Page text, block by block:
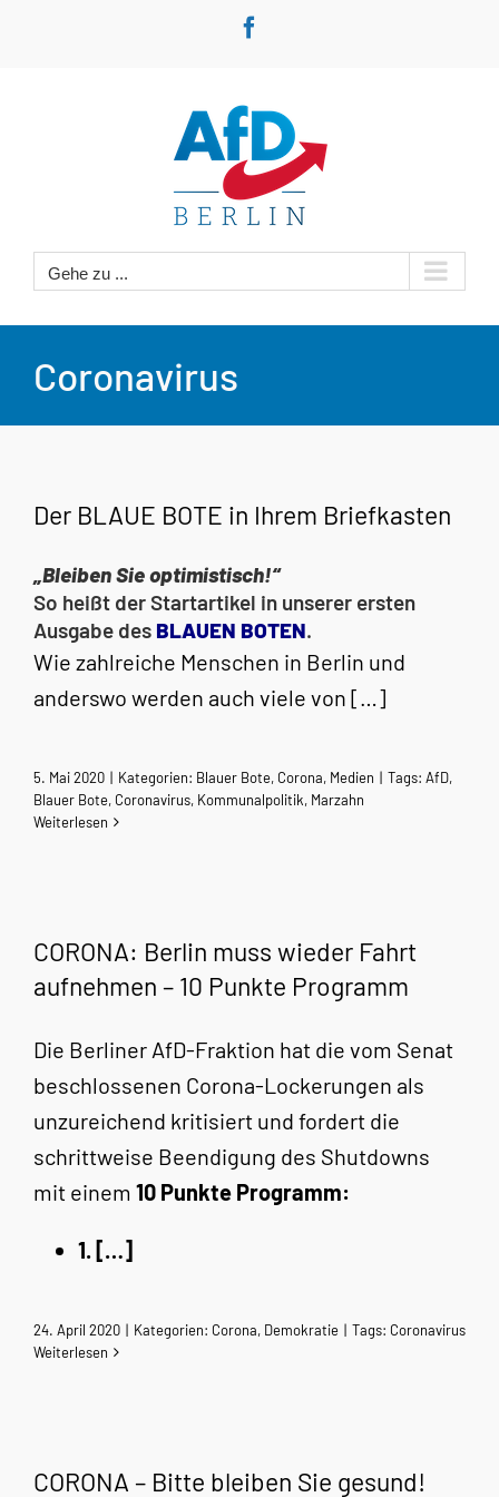
Gehe zu ...
Coronavirus
Der BLAUE BOTE in Ihrem Briefkasten
„Bleiben Sie optimistisch!“
So heißt der Startartikel in unserer ersten
Ausgabe des BLAUEN BOTEN.
Wie zahlreiche Menschen in Berlin und
anderswo werden auch viele von […]
5. Mai 2020 | Kategorien: Blauer Bote, Corona, Medien | Tags: AfD,
Blauer Bote, Coronavirus, Kommunalpolitik, Marzahn
Weiterlesen
CORONA: Berlin muss wieder Fahrt
aufnehmen – 10 Punkte Programm
Die Berliner AfD-Fraktion hat die vom Senat
beschlossenen Corona-Lockerungen als
unzureichend kritisiert und fordert die
schrittweise Beendigung des Shutdowns
mit einem 10 Punkte Programm:
1. […]
24. April 2020 | Kategorien: Corona, Demokratie | Tags: Coronavirus
Weiterlesen
CORONA – Bitte bleiben Sie gesund!